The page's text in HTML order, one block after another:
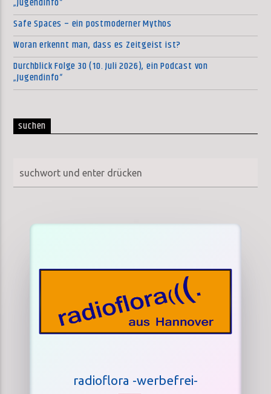
Safe Spaces – ein postmoderner Mythos
Woran erkennt man, dass es Zeitgeist ist?
Durchblick Folge 30 (10. Juli 2026), ein Podcast von
„Jugendinfo“
suchen
radioflora -werbefrei-